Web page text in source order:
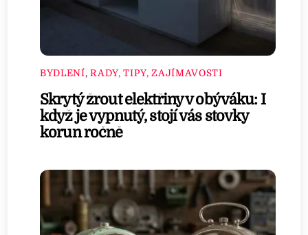
BYDLENÍ,RADY, TIPY, ZAJÍMAVOSTI
Skrytý žrout elektřiny v obýváku: I
když je vypnutý, stojí vás stovky
korun ročně